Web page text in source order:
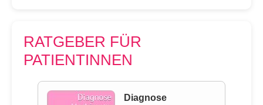
RATGEBER FÜR
PATIENTINNEN
Diagnose